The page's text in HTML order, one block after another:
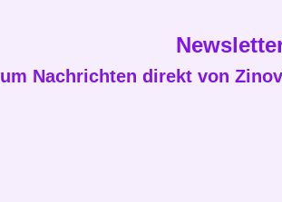
um Nachrichten direkt von